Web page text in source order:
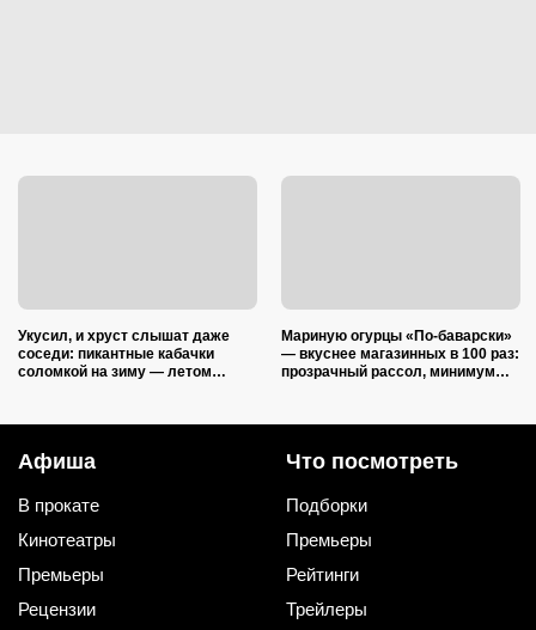
Укусил, и хруст слышат даже
соседи: пикантные кабачки
соломкой на зиму — летом
Мариную огурцы «По-баварски»
— вкуснее магазинных в 100 раз:
прозрачный рассол, минимум
Афиша
В прокате
Кинотеатры
Премьеры
Рецензии
Что посмотреть
Подборки
Премьеры
Рейтинги
Трейлеры